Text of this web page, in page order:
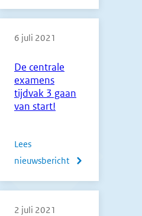
vmbo,
De centrale
examens
tijdvak 3 gaan
van start!
6 juli 2021
Lees
nieuwsbericht
over
centrale
2 juli 2021